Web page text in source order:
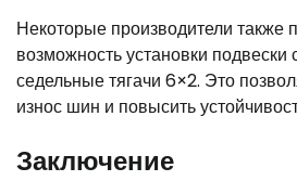
Некоторые производители также
возможность установки подвески
седельные тягачи 6×2. Это
износ шин и повысить
Заключение